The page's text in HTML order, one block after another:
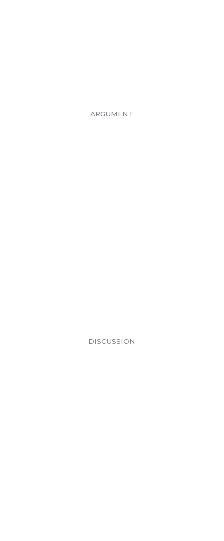
ARGUMENT
DISCUSSION